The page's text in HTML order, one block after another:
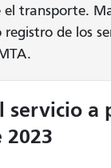
el transporte.
de los
servicio a
2023